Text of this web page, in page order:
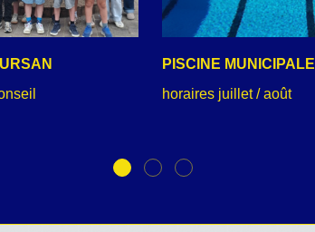
PISCINE MUNICIPALE
horaires juillet / août